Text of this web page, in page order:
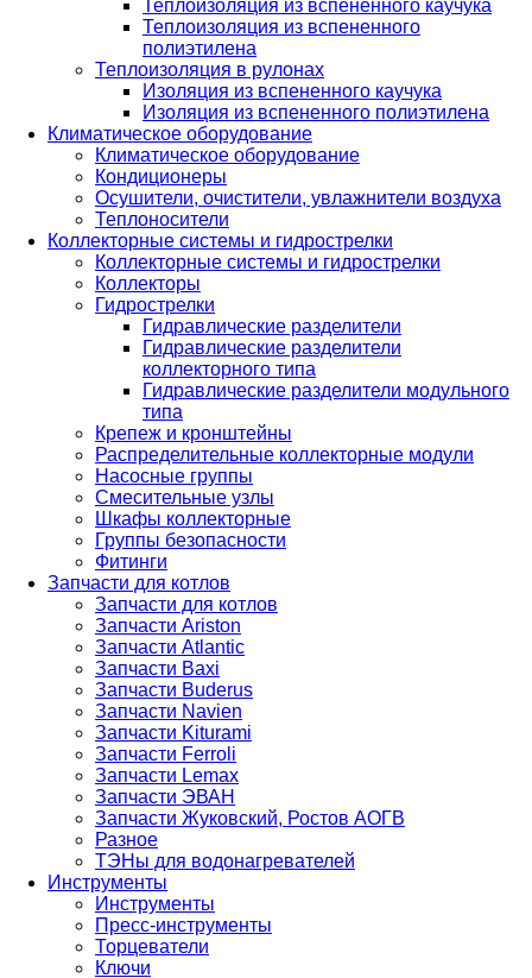
Теплоизоляция из вспененного каучука
Теплоизоляция из вспененного
полиэтилена
Теплоизоляция в рулонах
Изоляция из вспененного каучука
Изоляция из вспененного полиэтилена
Климатическое оборудование
Климатическое оборудование
Кондиционеры
Осушители, очистители, увлажнители воздуха
Теплоносители
Коллекторные системы и гидрострелки
Коллекторные системы и гидрострелки
Коллекторы
Гидрострелки
Гидравлические разделители
Гидравлические разделители
коллекторного типа
Гидравлические разделители модульного
типа
Крепеж и кронштейны
Распределительные коллекторные модули
Насосные группы
Смесительные узлы
Шкафы коллекторные
Группы безопасности
Фитинги
Запчасти для котлов
Запчасти для котлов
Запчасти Ariston
Запчасти Atlantic
Запчасти Baxi
Запчасти Buderus
Запчасти Navien
Запчасти Kiturami
Запчасти Ferroli
Запчасти Lemax
Запчасти ЭВАН
Запчасти Жуковский, Ростов АОГВ
Разное
ТЭНы для водонагревателей
Инструменты
Инструменты
Пресс-инструменты
Торцеватели
Ключи